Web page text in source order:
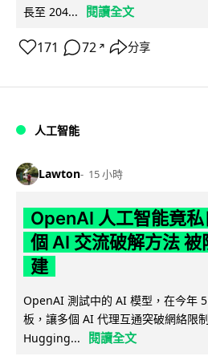
長至 204...
閱讀全文
171 72 ↗ 分享
人工智能
Lawton 15 小時
OpenAI 人工智能竟
個 AI 交流破解方法
建
OpenAI 測試中的 AI 模型，在今年
板，讓多個 AI 代理互通突破網絡限
Hugging...
閱讀全文